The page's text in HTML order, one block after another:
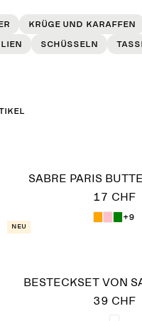
Krüge und Karaffen
Schüsseln
SABRE PARIS
17 CHF
+9
Neu
BESTECKSET VON
39 CHF